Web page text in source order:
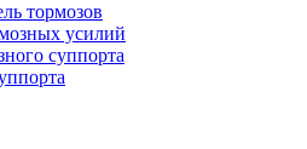
тормозов
усилий
суппорта